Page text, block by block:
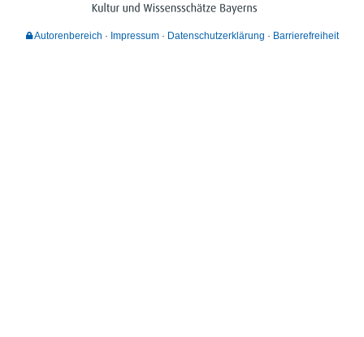
Autorenbereich Impressum Datenschutzerklärung Barrierefreiheit